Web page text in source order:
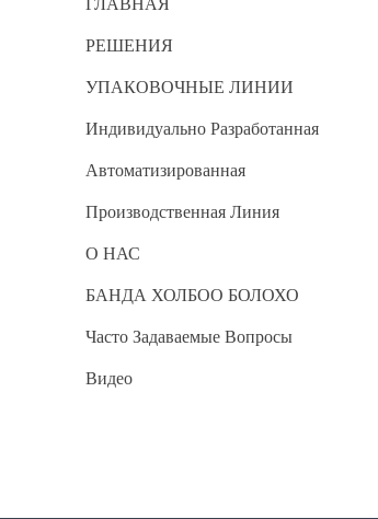
РЕШЕНИЯ
УПАКОВОЧНЫЕ ЛИНИИ
Индивидуально Разработанная
Автоматизированная
Производственная Линия
О НАС
БАНДА ХОЛБОО БОЛОХО
Часто Задаваемые Вопросы
Видео